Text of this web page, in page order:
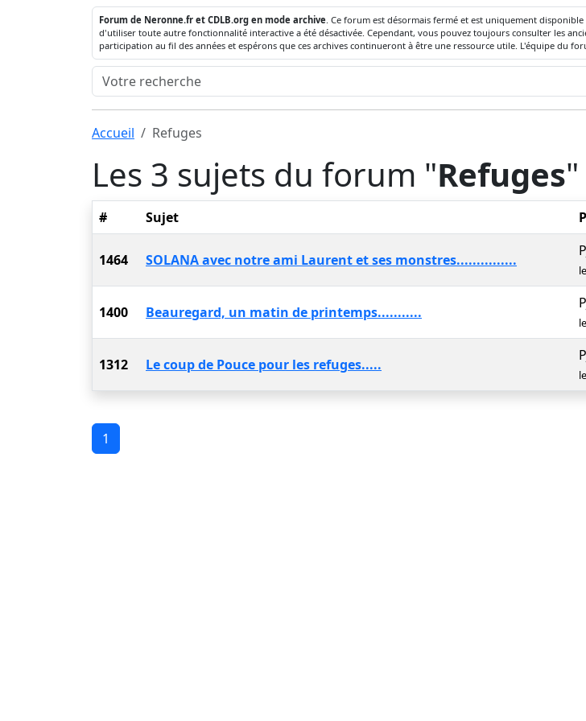
Forum de Neronne.fr et CDLB.org en mode archive. Ce forum est désormais fermé et est uniquement
d'utiliser toute autre fonctionnalité interactive a été désactivée. Cependant, vous pouvez toujours consulter les
participation au fil des années et espérons que ces archives continueront à être une ressource utile. L'équipe du
Accueil Refuges
Les 3 sujets du forum "Refuges"
# Sujet
1464 SOLANA avec notre ami Laurent et ses monstres...............
1400 Beauregard, un matin de printemps...........
1312 Le coup de Pouce pour les refuges.....
1